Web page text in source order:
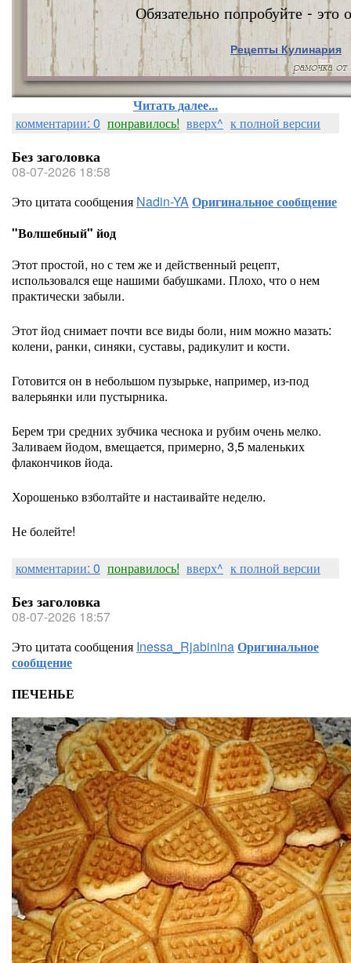
Обязательно попробуйте - это
Рецепты Кулинария
Nata Vi
Читать далее...
комментарии: 0 понравилось! вверх^ к полной версии
Без заголовка
08-07-2026 18:58
Это цитата сообщения Nadin-YAОригинальное сообщение
"Волшебный" йод
Этот простой, но с тем же и действенный рецепт,
использовался еще нашими бабушками. Плохо, что о нем
практически забыли.
Этот йод снимает почти все виды боли, ним можно мазать:
колени, ранки, синяки, суставы, радикулит и кости.
Готовится он в небольшом пузырьке, например, из-под
валерьянки или пустырника.
Берем три средних зубчика чеснока и рубим очень мелко.
Заливаем йодом, вмещается, примерно, 3,5 маленьких
флакончиков йода.
Хорошенько взболтайте и настаивайте неделю.
Не болейте!
комментарии: 0 понравилось! вверх^ к полной версии
Без заголовка
08-07-2026 18:57
Это цитата сообщения Inessa_RjabininaОригинальное
сообщение
ПЕЧЕНЬЕ